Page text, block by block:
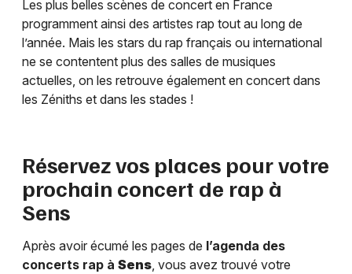
Les plus belles scènes de concert en France
programment ainsi des artistes rap tout au long de
l’année. Mais les stars du rap français ou international
ne se contentent plus des salles de musiques
actuelles, on les retrouve également en concert dans
les Zéniths et dans les stades !
Réservez vos places pour votre
prochain concert de rap à
Sens
Après avoir écumé les pages de l’agenda des
concerts rap à Sens, vous avez trouvé votre